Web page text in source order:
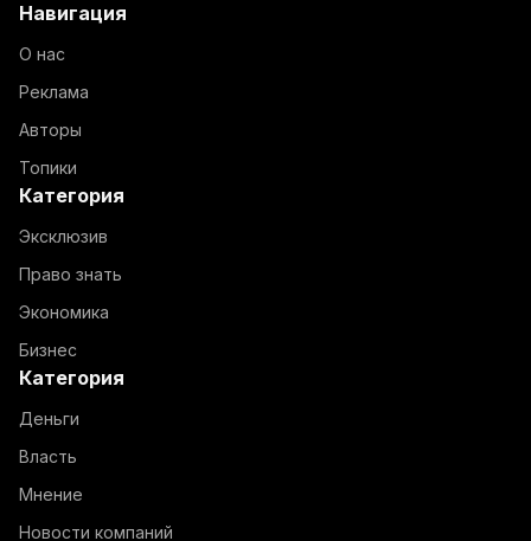
Навигация
О нас
Реклама
Авторы
Топики
Категория
Эксклюзив
Право знать
Экономика
Бизнес
Категория
Деньги
Власть
Мнение
Новости компаний